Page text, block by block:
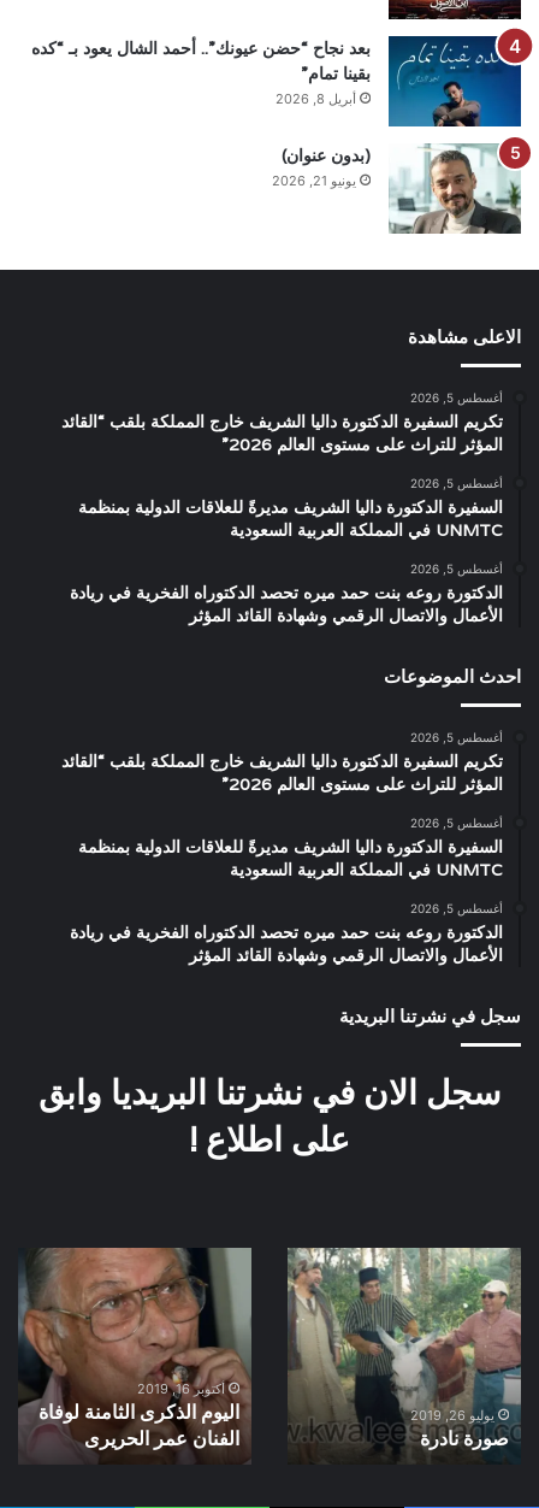
بعد نجاح “حضن عيونك”.. أحمد الشال يعود بـ “كده
بقينا تمام”
أبريل 8, 2026
(بدون عنوان)
يونيو 21, 2026
الاعلى مشاهدة
أغسطس 5, 2026
تكريم السفيرة الدكتورة داليا الشريف خارج المملكة بلقب “القائد
المؤثر للتراث على مستوى العالم 2026”
أغسطس 5, 2026
السفيرة الدكتورة داليا الشريف مديرةً للعلاقات الدولية بمنظمة
UNMTC في المملكة العربية السعودية
أغسطس 5, 2026
الدكتورة روعه بنت حمد ميره تحصد الدكتوراه الفخرية في ريادة
الأعمال والاتصال الرقمي وشهادة القائد المؤثر
احدث الموضوعات
أغسطس 5, 2026
تكريم السفيرة الدكتورة داليا الشريف خارج المملكة بلقب “القائد
المؤثر للتراث على مستوى العالم 2026”
أغسطس 5, 2026
السفيرة الدكتورة داليا الشريف مديرةً للعلاقات الدولية بمنظمة
UNMTC في المملكة العربية السعودية
أغسطس 5, 2026
الدكتورة روعه بنت حمد ميره تحصد الدكتوراه الفخرية في ريادة
الأعمال والاتصال الرقمي وشهادة القائد المؤثر
سجل في نشرتنا البريدية
سجل الان في نشرتنا البريديا وابق
على اطلاع !
صورة
نادرة
يوليو 26, 2019
صورة نادرة
الذكرى
لوفاة
الفنان
عمر
الحريرى
أكتوبر 16, 2019
اليوم الذكرى الثامنة لوفاة
الفنان عمر الحريرى